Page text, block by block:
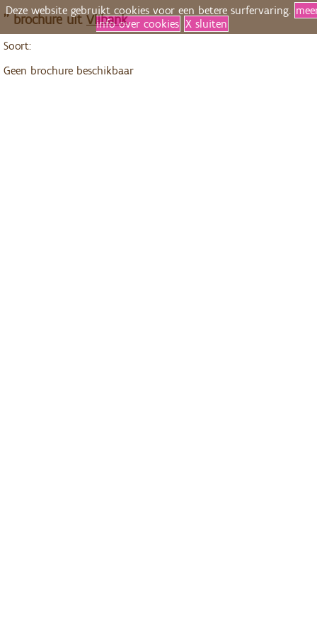
'' brochure uitVlibank
Soort:
Geen brochure beschikbaar
Deze website gebruikt cookies voor een betere surfervaring.
info over cookies X sluiten